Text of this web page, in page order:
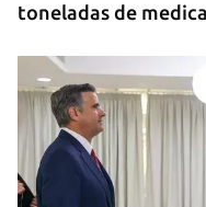
toneladas de